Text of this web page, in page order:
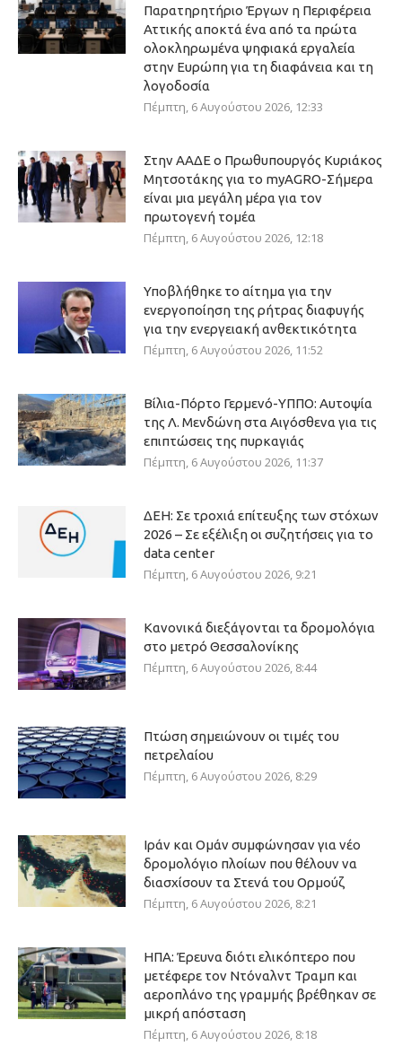
Παρατηρητήριο Έργων η Περιφέρεια
Αττικής αποκτά ένα από τα πρώτα
ολοκληρωμένα ψηφιακά εργαλεία
στην Ευρώπη για τη διαφάνεια και τη
λογοδοσία
Πέμπτη, 6 Αυγούστου 2026, 12:33
Στην ΑΑΔΕ ο Πρωθυπουργός Κυριάκος
Μητσοτάκης για το myAGRO-Σήμερα
είναι μια μεγάλη μέρα για τον
πρωτογενή τομέα
Πέμπτη, 6 Αυγούστου 2026, 12:18
Υποβλήθηκε το αίτημα για την
ενεργοποίηση της ρήτρας διαφυγής
για την ενεργειακή ανθεκτικότητα
Πέμπτη, 6 Αυγούστου 2026, 11:52
Βίλια-Πόρτο Γερμενό-ΥΠΠΟ: Αυτοψία
της Λ. Μενδώνη στα Αιγόσθενα για τις
επιπτώσεις της πυρκαγιάς
Πέμπτη, 6 Αυγούστου 2026, 11:37
ΔΕΗ: Σε τροχιά επίτευξης των στόχων
2026 – Σε εξέλιξη οι συζητήσεις για το
data center
Πέμπτη, 6 Αυγούστου 2026, 9:21
Κανονικά διεξάγονται τα δρομολόγια
στο μετρό Θεσσαλονίκης
Πέμπτη, 6 Αυγούστου 2026, 8:44
Πτώση σημειώνουν οι τιμές του
πετρελαίου
Πέμπτη, 6 Αυγούστου 2026, 8:29
Ιράν και Ομάν συμφώνησαν για νέο
δρομολόγιο πλοίων που θέλουν να
διασχίσουν τα Στενά του Ορμούζ
Πέμπτη, 6 Αυγούστου 2026, 8:21
ΗΠΑ: Έρευνα διότι ελικόπτερο που
μετέφερε τον Ντόναλντ Τραμπ και
αεροπλάνο της γραμμής βρέθηκαν σε
μικρή απόσταση
Πέμπτη, 6 Αυγούστου 2026, 8:18